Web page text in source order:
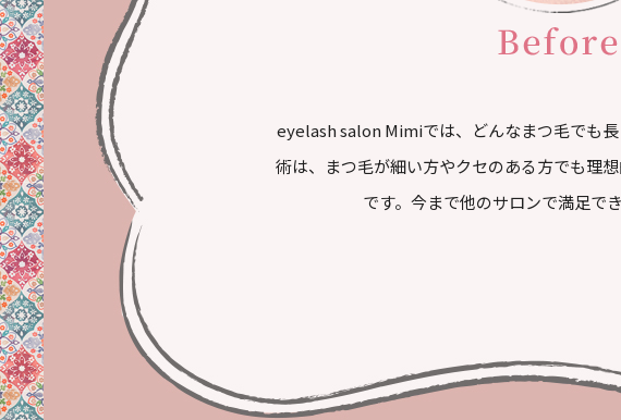
eyelash salon Mimiでは、どんなまつ毛でも
術は、まつ毛が細い方やクセのある方でも理
です。今まで他のサロンで満足で